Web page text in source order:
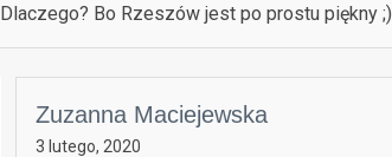
Dlaczego? Bo Rzeszów jest po prostu piękny ;)
Zuzanna Maciejewska
3 lutego, 2020